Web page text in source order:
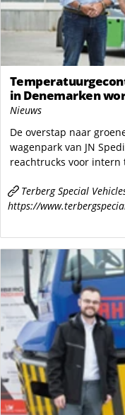
in Denemarken
terminaltrekker
Nieuws
De overstap naar
wagenpark van JN
reachtrucks voor intern
Terberg Special
https://